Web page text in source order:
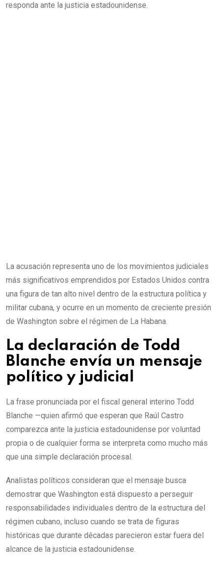
responda ante la justicia estadounidense.
La acusación representa uno de los movimientos judiciales
más significativos emprendidos por Estados Unidos contra
una figura de tan alto nivel dentro de la estructura política y
militar cubana, y ocurre en un momento de creciente presión
de Washington sobre el régimen de La Habana.
La declaración de Todd
Blanche envía un mensaje
político y judicial
La frase pronunciada por el fiscal general interino Todd
Blanche —quien afirmó que esperan que Raúl Castro
comparezca ante la justicia estadounidense por voluntad
propia o de cualquier forma se interpreta como mucho más
que una simple declaración procesal.
Analistas políticos consideran que el mensaje busca
demostrar que Washington está dispuesto a perseguir
responsabilidades individuales dentro de la estructura del
régimen cubano, incluso cuando se trata de figuras
históricas que durante décadas parecieron estar fuera del
alcance de la justicia estadounidense.